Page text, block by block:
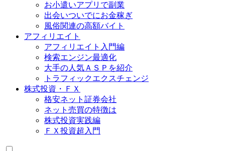
お小遣いアプリで副業
出会いついでにお金稼ぎ
風俗関連の高額バイト
アフィリエイト
アフィリエイト入門編
検索エンジン最適化
大手の人気ＡＳＰを紹介
トラフィックエクスチェンジ
株式投資・ＦＸ
格安ネット証券会社
ネット売買の特徴は
株式投資実践編
ＦＸ投資超入門